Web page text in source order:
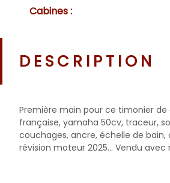
Cabines :
DESCRIPTION
Première main pour ce timonier
française, yamaha 50cv, traceur,
couchages, ancre, échelle de bain,
révision moteur 2025... Vendu avec